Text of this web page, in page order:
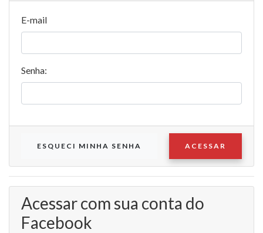
E-mail
Senha:
ESQUECI MINHA SENHA ACESSAR
Acessar com sua conta do
Facebook